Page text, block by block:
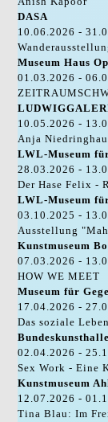
DASA
10.06.2026 -
Museum Haus
01.03.2026 -
10.05.2026 -
Anja
LWL-Museum
28.03.2026 -
Der Hase Felix -
LWL-Museum
03.10.2025 -
Ausstellung
Kunstmuseum
07.03.2026 -
HOW WE MEET
Museum für
17.04.2026 -
Das soziale
02.04.2026 -
Sex Work - Eine
Kunstmuseum
12.07.2026 -
Tina Blau: Im